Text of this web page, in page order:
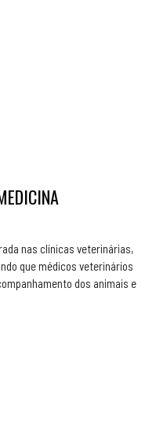
nas clínicas veterinárias,
que médicos veterinários
dos animais e